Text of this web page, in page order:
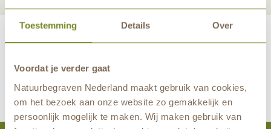
Toestemming Details Over
Voordat je verder gaat
Natuurbegraven Nederland maakt gebruik van cookies,
om het bezoek aan onze website zo gemakkelijk en
persoonlijk mogelijk te maken. Wij maken gebruik van
maakt eeuwige grafrust in de natuur mogelijk samen met